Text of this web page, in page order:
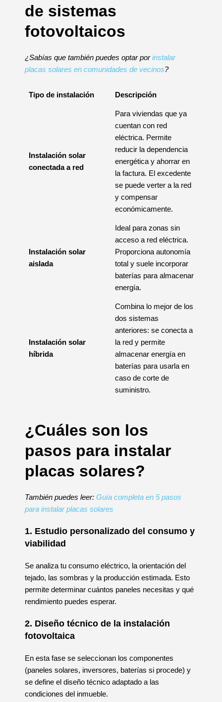
de sistemas
fotovoltaicos
¿Sabías que también puedes optar porinstalar
placas solares en comunidades de vecinos?
Tipo de instalación Descripción
Instalación solar
conectada a red
Para viviendas que ya
cuentan con red
eléctrica. Permite
reducir la dependencia
energética y ahorrar en
la factura. El excedente
se puede verter a la red
y compensar
económicamente.
Instalación solar
aislada
Ideal para zonas sin
acceso a red eléctrica.
Proporciona autonomía
total y suele incorporar
baterías para almacenar
energía.
Instalación solar
híbrida
Combina lo mejor de los
dos sistemas
anteriores: se conecta a
la red y permite
almacenar energía en
baterías para usarla en
caso de corte de
suministro.
¿Cuáles son los
pasos para instalar
placas solares?
También puedes leer: Guía completa en 5 pasos
para instalar placas solares
1. Estudio personalizado del consumo y
viabilidad
Se analiza tu consumo eléctrico, la orientación del
tejado, las sombras y la producción estimada. Esto
permite determinar cuántos paneles necesitas y qué
rendimiento puedes esperar.
2. Diseño técnico de la instalación
fotovoltaica
En esta fase se seleccionan los componentes
(paneles solares, inversores, baterías si procede) y
se define el diseño técnico adaptado a las
condiciones del inmueble.